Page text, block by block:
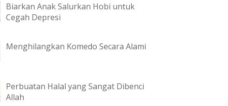
Biarkan Anak Salurkan Hobi untuk
Cegah Depresi
Menghilangkan Komedo Secara Alami
Perbuatan Halal yang Sangat Dibenci
Allah